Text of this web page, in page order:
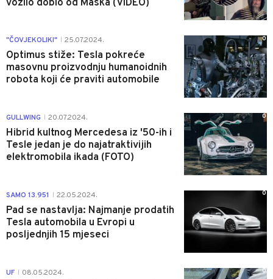
vozilo dobio od Maska (VIDEO)
"ČOVJEKOLIKI" 25.07.2024.
Optimus stiže: Tesla pokreće
masovnu proizvodnju humanoidnih
robota koji će praviti automobile
0
GULLWING 20.07.2024.
Hibrid kultnog Mercedesa iz '50-ih i
Tesle jedan je do najatraktivijih
elektromobila ikada (FOTO)
0
SAMO 13.951 22.05.2024.
Pad se nastavlja: Najmanje prodatih
Tesla automobila u Evropi u
posljednjih 15 mjeseci
0
UF 08.05.2024. 0